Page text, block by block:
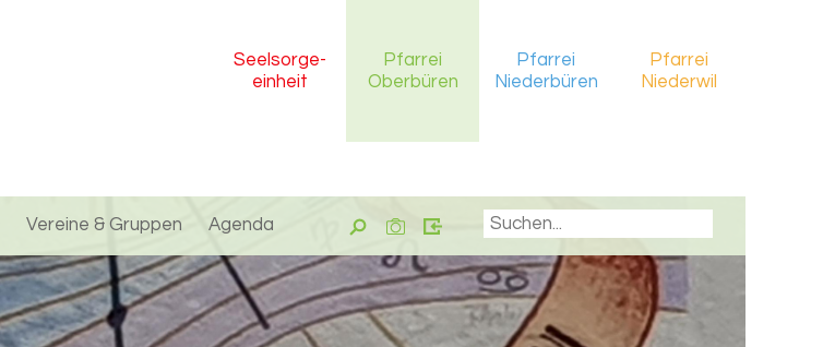
Seelsorge-
einheit
Pfarrei
Oberbüren
Pfarrei
Niederbüren
Pfarrei
Niederwil
Vereine & Gruppen Agenda